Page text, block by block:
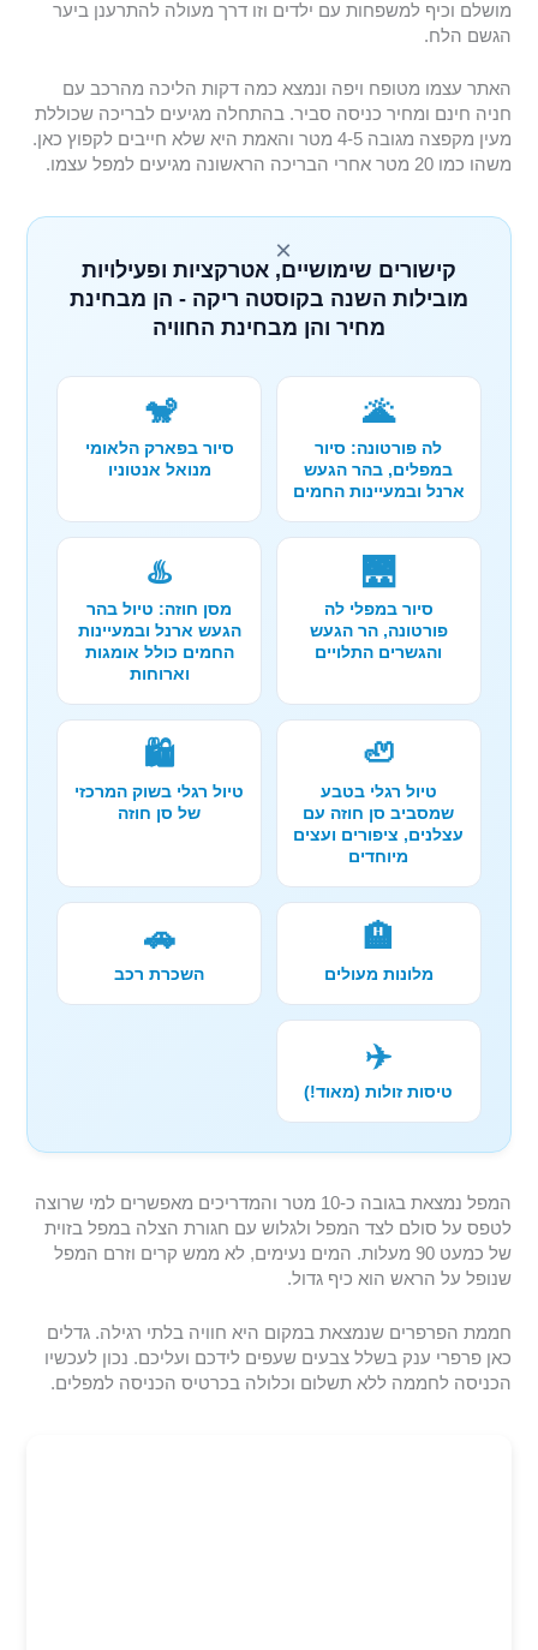
מושלם וכיף למשפחות עם ילדים וזו דרך מעולה להתרענן ביער
הגשם הלח.
האתר עצמו מטופח ויפה ונמצא כמה דקות הליכה מהרכב עם
חניה חינם ומחיר כניסה סביר. בהתחלה מגיעים לבריכה שכוללת
מעין מקפצה מגובה 4-5 מטר והאמת היא שלא חייבים לקפוץ כאן.
משהו כמו 20 מטר אחרי הבריכה הראשונה מגיעים למפל עצמו.
×
קישורים שימושיים, אטרקציות ופעילויות
מובילות השנה בקוסטה ריקה - הן מבחינת
מחיר והן מבחינת החוויה
🌋
לה פורטונה: סיור
במפלים, בהר הגעש
ארנל ובמעיינות החמים
🐒
סיור בפארק הלאומי
מנואל אנטוניו
🌉
סיור במפלי לה
פורטונה, הר הגעש
והגשרים התלויים
♨️
מסן חוזה: טיול בהר
הגעש ארנל ובמעיינות
החמים כולל אומגות
וארוחות
🦥
טיול רגלי בטבע
שמסביב סן חוזה עם
עצלנים, ציפורים ועצים
מיוחדים
🛍️
טיול רגלי בשוק המרכזי
של סן חוזה
🏨
מלונות מעולים
🚗
השכרת רכב
✈️
טיסות זולות (מאוד!)
המפל נמצאת בגובה כ-10 מטר והמדריכים מאפשרים למי שרוצה
לטפס על סולם לצד המפל ולגלוש עם חגורת הצלה במפל בזוית
של כמעט 90 מעלות. המים נעימים, לא ממש קרים וזרם המפל
שנופל על הראש הוא כיף גדול.
חממת הפרפרים שנמצאת במקום היא חוויה בלתי רגילה. גדלים
כאן פרפרי ענק בשלל צבעים שעפים לידכם ועליכם. נכון לעכשיו
הכניסה לחממה ללא תשלום וכלולה בכרטיס הכניסה למפלים.